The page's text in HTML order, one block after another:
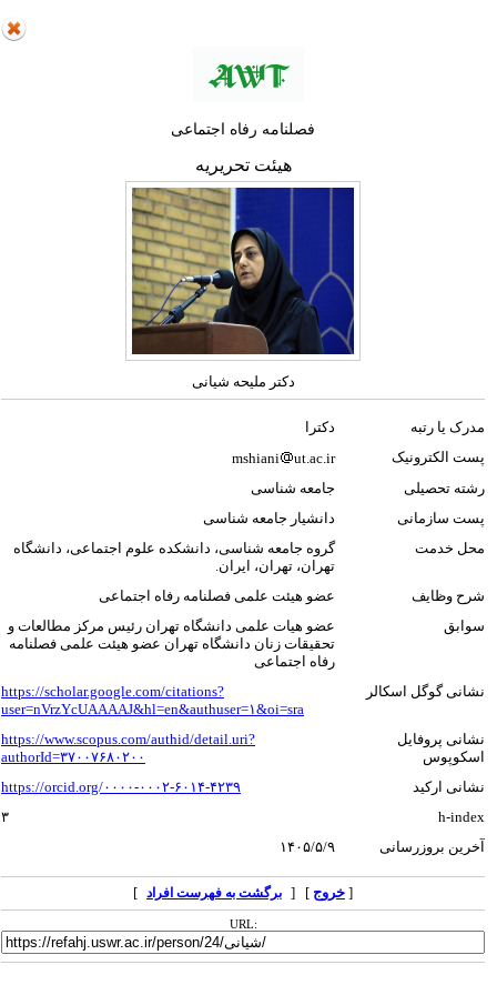
فصلنامه رفاه اجتماعی
هیئت تحریریه
دکتر ملیحه شیانی
مدرک یا رتبه
دکترا
پست الکترونیک
mshiani
ut.ac.ir
رشته تحصیلی
جامعه‌ شناسی
پست سازمانی
دانشیار جامعه شناسی
محل خدمت
گروه جامعه شناسی، دانشکده علوم اجتماعی، دانشگاه
تهران، تهران، ایران.
شرح وظایف
عضو هیئت علمی فصلنامه رفاه اجتماعی
سوابق
عضو هیات علمی دانشگاه تهران رئیس مرکز مطالعات و
تحقیقات زنان دانشگاه تهران عضو هیئت علمی فصلنامه
رفاه اجتماعی
نشانی گوگل اسکالر
https://scholar.google.com/citations?
user=nVrzYcUAAAAJ&hl=en&authuser=۱&oi=sra
نشانی پروفایل
اسکوپوس
https://www.scopus.com/authid/detail.uri?
authorId=۳۷۰۰۷۶۸۰۲۰۰
نشانی ارکید
https://orcid.org/۰۰۰۰-۰۰۰۲-۶۰۱۴-۴۲۳۹
h-index
آخرین بروزرسانی
۱۴۰۵/۵/۹
خروج] [ برگشت به فهرست افراد ]
URL: